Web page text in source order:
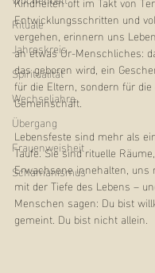
Rituale
Jahreskreis
Spiritualität
Wechseljahre
Übergang
Frauenweisheit
Schamanismus
Entwicklungsschritten und
vergehen, erinnern uns
an etwas Ur-Menschliches:
das geboren wird, ein
für die Eltern, sondern für die
Gemeinschaft.
Lebensfeste sind mehr als
Taufe. Sie sind rituelle
Erwachsene innehalten, uns
mit der Tiefe des Lebens –
Menschen sagen: Du bist
gemeint. Du bist nicht allein.